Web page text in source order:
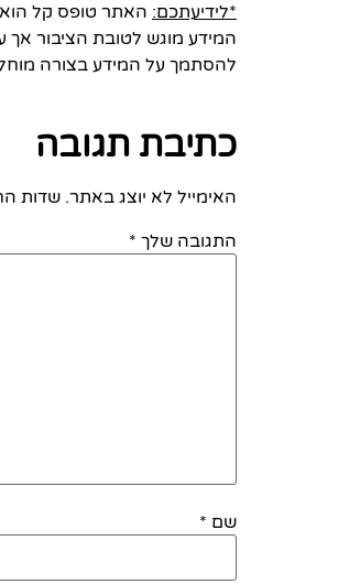
*לידיעתכם: האתר טופס קל הוא
המידע מוגש לטובת הציבור אך
להסתמך על המידע בצורה
כתיבת תגובה
האימייל לא יוצג באתר. שדות
התגובה שלך *
שם *